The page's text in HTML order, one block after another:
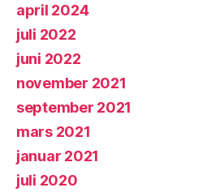
april 2024
juli 2022
juni 2022
november 2021
september 2021
mars 2021
januar 2021
juli 2020